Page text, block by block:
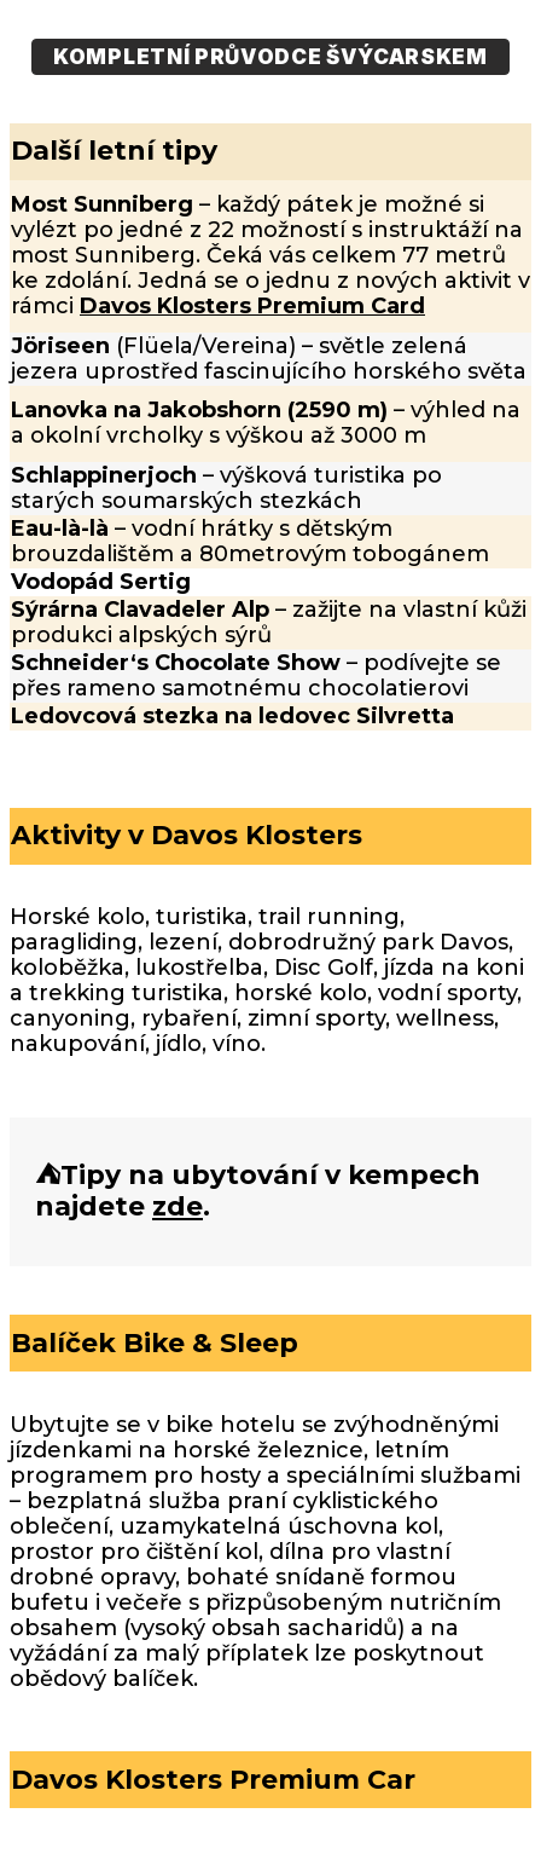
KOMPLETNÍ PRŮVODCE ŠVÝCARSKEM
Další letní tipy
Most Sunniberg – každý pátek je možné si
vylézt po jedné z 22 možností s instruktáží na
most Sunniberg. Čeká vás celkem 77 metrů
ke zdolání. Jedná se o jednu z nových aktivit v
rámci Davos Klosters Premium Card
Jöriseen (Flüela/Vereina) – světle zelená
jezera uprostřed fascinujícího horského světa
Lanovka na Jakobshorn (2590 m) – výhled na
a okolní vrcholky s výškou až 3000 m
Schlappinerjoch – výšková turistika po
starých soumarských stezkách
Eau-là-là – vodní hrátky s dětským
brouzdalištěm a 80metrovým tobogánem
Vodopád Sertig
Sýrárna Clavadeler Alp – zažijte na vlastní kůži
produkci alpských sýrů
Schneider‘s Chocolate Show – podívejte se
přes rameno samotnému chocolatierovi
Ledovcová stezka na ledovec Silvretta
Aktivity v Davos Klosters
Horské kolo, turistika, trail running,
paragliding, lezení, dobrodružný park Davos,
koloběžka, lukostřelba, Disc Golf, jízda na koni
a trekking turistika, horské kolo, vodní sporty,
canyoning, rybaření, zimní sporty, wellness,
nakupování, jídlo, víno.
⛺Tipy na ubytování v kempech
najdete zde.
Balíček Bike & Sleep
Ubytujte se v bike hotelu se zvýhodněnými
jízdenkami na horské železnice, letním
programem pro hosty a speciálními službami
– bezplatná služba praní cyklistického
oblečení, uzamykatelná úschovna kol,
prostor pro čištění kol, dílna pro vlastní
drobné opravy, bohaté snídaně formou
bufetu i večeře s přizpůsobeným nutričním
obsahem (vysoký obsah sacharidů) a na
vyžádání za malý příplatek lze poskytnout
obědový balíček.
Davos Klosters Premium Car